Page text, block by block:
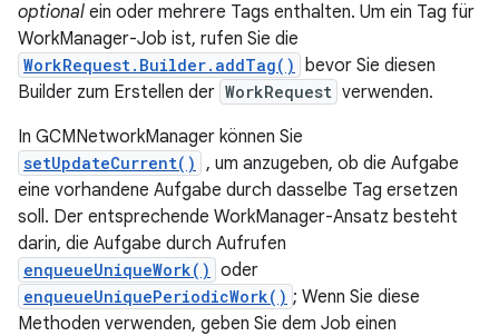
optional ein oder mehrere Tags enthalten. Um ein Tag für
WorkManager-Job ist, rufen Sie die
WorkRequest.Builder.addTag() bevor Sie diesen
Builder zum Erstellen der WorkRequest verwenden.
In GCMNetworkManager können Sie
setUpdateCurrent() , um anzugeben, ob die Aufgabe
eine vorhandene Aufgabe durch dasselbe Tag ersetzen
soll. Der entsprechende WorkManager-Ansatz besteht
darin, die Aufgabe durch Aufrufen
enqueueUniqueWork() oder
enqueueUniquePeriodicWork() ; Wenn Sie diese
Methoden verwenden, geben Sie dem Job einen